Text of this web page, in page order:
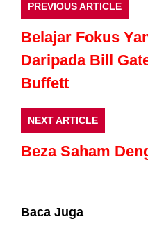
PREVIOUS ARTICLE
Belajar Fokus
Daripada Bill
Buffett
NEXT ARTICLE
Beza Saham
Baca Juga